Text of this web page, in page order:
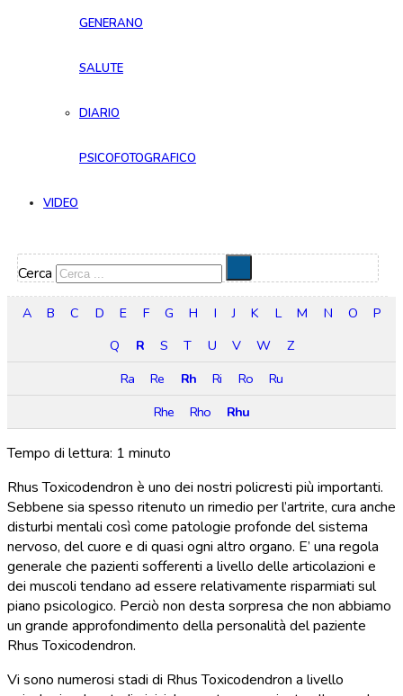
GENERANO
SALUTE
DIARIO
PSICOFOTOGRAFICO
VIDEO
Cerca
A B C D E F G H I J K L M N O
P
Q
R S T U V W
Z
Ra
Re Rh Ri Ro
Ru
Rhe
Rho Rhu
Tempo di lettura: 1 minuto
Rhus Toxicodendron è uno dei nostri policresti più importanti.
Sebbene sia spesso ritenuto un rimedio per l’artrite, cura anche
disturbi mentali così come patologie profonde del sistema
nervoso, del cuore e di quasi ogni altro organo. E’ una regola
generale che pazienti sofferenti a livello delle articolazioni e
dei muscoli tendano ad essere relativamente risparmiati sul
piano psicologico. Perciò non desta sorpresa che non abbiamo
un grande approfondimento della personalità del paziente
Rhus Toxicodendron.
Vi sono numerosi stadi di Rhus Toxicodendron a livello